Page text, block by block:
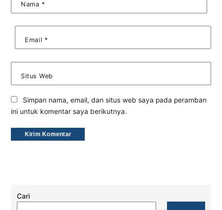
Nama *
Email *
Situs Web
Simpan nama, email, dan situs web saya pada peramban
ini untuk komentar saya berikutnya.
Cari